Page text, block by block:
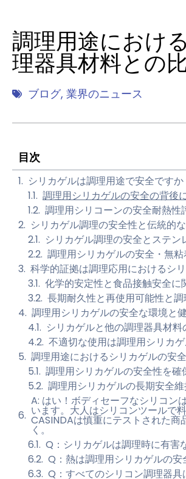
調理用途におけ
理器具材料との
ブログ, 業界のニュース
目次
シリカゲルは調理用途で安全ですか
調理用シリカゲルの安全の背後
調理用シリコーンの安全耐熱性
シリカゲル調理の安全性と伝統的
シリカゲル調理の安全とステン
調理用シリカゲルの安全・無粘
科学的証拠は調理応用におけるシ
化学的安定性と食品接触安全に
長期耐久性と再使用可能性と
調理用シリカゲルの安全な環境と
シリカゲルと他の調理器具材
不適切な使用は調理用シリカ
調理用途におけるシリカゲルの安
調理用シリカゲルの安全性を
調理用シリカゲルの長期安全
A: はい！ボディセーフなシリコン
います。大人はシリコンツールで
CASINDAは慎重にテストされた
く。
Q：シリカゲルは調理時に有害
Q：熱は調理用シリカゲルの
Q：すべてのシリコン調理器具